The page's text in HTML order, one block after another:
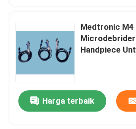
Medtronic
Handpiece
Harga terbaik